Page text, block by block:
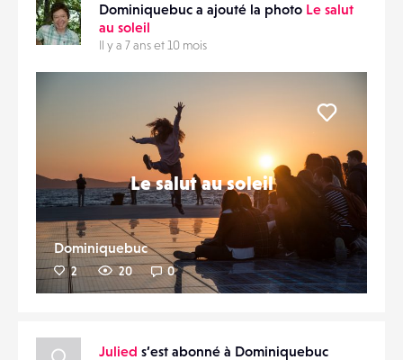
Dominiquebuc a ajouté la photo Le salut
au soleil
Il y a 7 ans et 10 mois
Le salut au soleil
Dominiquebuc
2 20 0
Julied s’est abonné à Dominiquebuc